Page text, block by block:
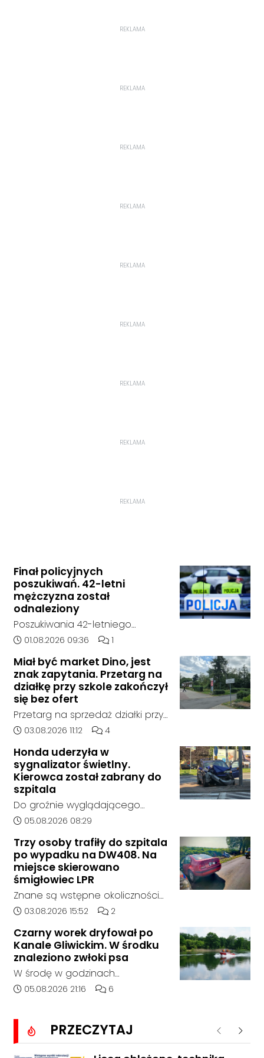
REKLAMA
REKLAMA
REKLAMA
REKLAMA
REKLAMA
REKLAMA
REKLAMA
REKLAMA
REKLAMA
Finał policyjnych
poszukiwań. 42-letni
mężczyzna został
odnaleziony
Poszukiwania 42-letniego
mężczyzny zostały zakończone.
policja, został on odnaleziony w
sobotę, 1 sierpnia, na terenie
kompleksu leśnego w powiecie
raciborskim, w województwie
śląskim.
Data dodania artykułu:
01.08.2026 09:36 Liczba komentarzy artykułu:
1
Miał być market Dino, jest
znak zapytania. Przetarg na
działkę przy szkole zakończył
się bez ofert
Przetarg na sprzedaż działki przy
Zespole Szkół Technicznych i
Kędzierzynie-Koźlu zakończył się
bez rozstrzygnięcia. Mimo
wcześniejszego zainteresowania
terenem ze strony sieci Dino, do
postępowania nie zgłosił się
żaden oferent.
Data dodania artykułu:
03.08.2026 11:12 Liczba komentarzy artykułu:
4
Honda uderzyła w
sygnalizator świetlny.
Kierowca został zabrany do
szpitala
Do groźnie wyglądającego
zdarzenia drogowego doszło w
godziny 6:30 kierujący
samochodem marki Honda
zjechał z drogi i uderzył w
sygnalizator świetlny.
Data dodania artykułu:
05.08.2026 08:29
Trzy osoby trafiły do szpitala
po wypadku na DW408. Na
miejsce skierowano
śmigłowiec LPR
Znane są wstępne okoliczności
zdarzenia drogowego, do
14:30 na drodze wojewódzkiej nr
408 pomiędzy Starym Koźlem a
Bierawą.
Data dodania artykułu:
03.08.2026 15:52 Liczba komentarzy artykułu:
2
Czarny worek dryfował po
Kanale Gliwickim. W środku
znaleziono zwłoki psa
W środę w godzinach
popołudniowych służby zostały
Gliwicki po zgłoszeniu od
zaniepokojonego świadka.
Osoba zgłaszająca zauważyła
Data dodania artykułu:
05.08.2026 21:16 Liczba komentarzy artykułu:
6
PRZECZYTAJ Poprzednie